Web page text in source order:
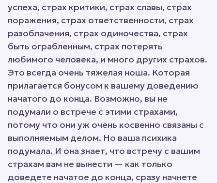
успеха, страх критики, страх славы, страх
поражения, страх ответственности, страх
разоблачения, страх одиночества, страх
быть ограбленным, страх потерять
любимого человека, и много других страхов.
Это всегда очень тяжелая ноша. Которая
прилагается бонусом к вашему доведению
начатого до конца. Возможно, вы не
подумали о встрече с этими страхами,
потому что они уж очень косвенно связаны с
выполняемым делом. Но ваша психика
подумала. И она знает, что встречу с вашим
страхам вам не вынести — как только
доведете начатое до конца, сразу начнете